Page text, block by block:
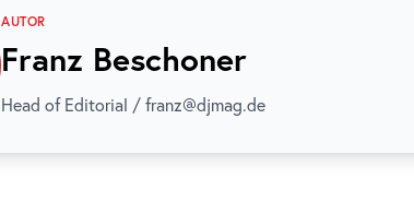
AUTOR
Franz Beschoner
Head of Editorial / franz@djmag.de